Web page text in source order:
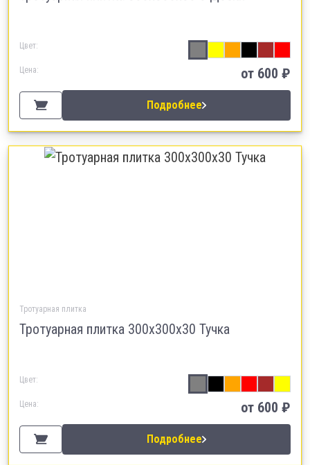
Цвет:
Цена: от 600 ₽
Подробнее
Тротуарная плитка
Тротуарная плитка 300х300х30 Тучка
Цвет:
Цена: от 600 ₽
Подробнее